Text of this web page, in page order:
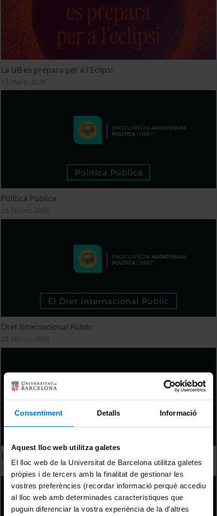
Consentiment Detalls Informació
Aquest lloc web utilitza galetes
El lloc web de la Universitat de Barcelona utilitza galetes
pròpies i de tercers amb la finalitat de gestionar les
vostres preferències (recordar informació perquè accediu
al lloc web amb determinades característiques que
puguin diferenciar la vostra experiència de la d’altres
La UB es prepara per a l'Eclipsi
13 març, 2026
Política Pública
25 febrer, 2026
Dret Internacional Públic
25 febrer, 2026
Estats de facto
25 febrer, 2026